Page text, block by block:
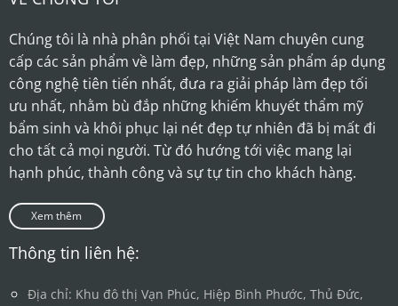
Chúng tôi là nhà phân phối tại Việt Nam chuyên cung
cấp các sản phẩm về làm đẹp, những sản phẩm áp dụng
công nghệ tiên tiến nhất, đưa ra giải pháp làm đẹp tối
ưu nhất, nhằm bù đắp những khiếm khuyết thẩm mỹ
bẩm sinh và khôi phục lại nét đẹp tự nhiên đã bị mất đi
cho tất cả mọi người. Từ đó hướng tới việc mang lại
hạnh phúc, thành công và sự tự tin cho khách hàng.
Xem thêm
Thông tin liên hệ:
Địa chỉ: Khu đô thị Vạn Phúc, Hiệp Bình Phước, Thủ Đức,